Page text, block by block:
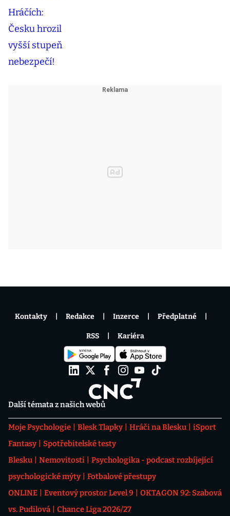
Další témata z našich webů
Moje Psychologie Blesk Tlapky Hráči na Blesku
iSport
Fantasy
Spotřebitelské testy
Blesku
Nemovitosti
Psychologika - podcast rozbíjející
psychologické mýty
Fotbalové přestupy
ONLINE
Eventový prostor Level 9
OKTAGON 92: Szabová
vs. Pudilová
Chance Liga 2026/27
Kontakty Redakce Inzerce Předplatné
RSS Kariéra